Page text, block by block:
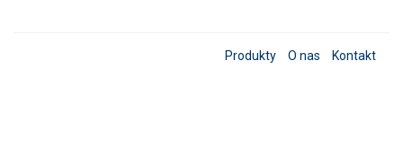
Produkty O nas Kontakt